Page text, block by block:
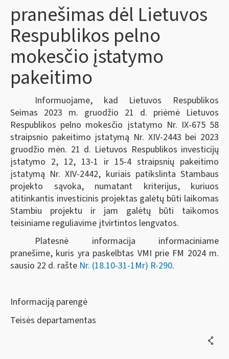
pranešimas dėl Lietuvos
Respublikos pelno
mokesčio įstatymo
pakeitimo
Informuojame, kad Lietuvos Respublikos
Seimas 2023 m. gruodžio 21 d. priėmė Lietuvos
Respublikos pelno mokesčio įstatymo Nr. IX-675 58
straipsnio pakeitimo įstatymą Nr. XIV-2443 bei 2023
gruodžio mėn. 21 d. Lietuvos Respublikos investicijų
įstatymo 2, 12, 13-1 ir 15-4 straipsnių pakeitimo
įstatymą Nr. XIV-2442, kuriais patikslinta Stambaus
projekto sąvoka, numatant kriterijus, kuriuos
atitinkantis investicinis projektas galėtų būti laikomas
Stambiu projektu ir jam galėtų būti taikomos
teisiniame reguliavime įtvirtintos lengvatos.
Platesnė informacija informaciniame
pranešime, kuris yra paskelbtas VMI prie FM 2024 m.
sausio 22 d. rašte Nr. (18.10-31-1Mr) R-290.
Informaciją parengė
Teisės departamentas